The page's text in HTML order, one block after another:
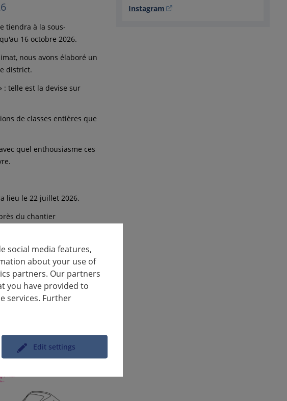
tiendra à la sous-
16 octobre 2026.
nous avons élaboré un
district.
: telle est la devise sur
de classes entières que
quel enthousiasme ces
lieu le 22 juillet 2026.
du chantier
à fait différente.
bienvenus.
Instagram
social media features,
about your use of
partners. Our partners
you have provided to
services. Further
Edit settings